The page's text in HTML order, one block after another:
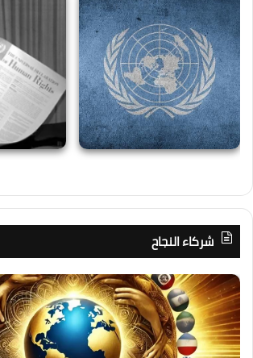
شركاء النجاح